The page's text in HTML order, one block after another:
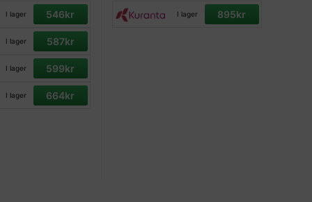
I lager 546kr
I lager 587kr
I lager 599kr
I lager 664kr
I lager 895kr